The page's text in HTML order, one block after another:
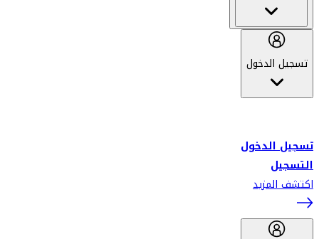
تسجيل الدخول
تسجيل الدخول
التسجيل
اكتشف المزيد